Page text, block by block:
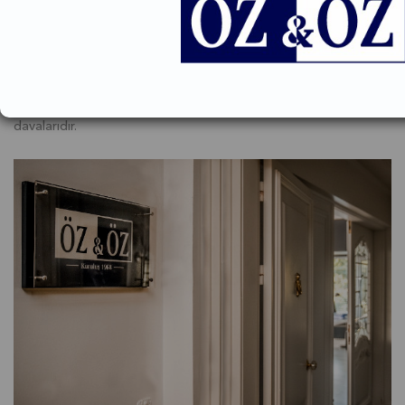
Büromuzun özel faaliyet alanlarından biri de başlı başına özel
uzmanlık alanı olan Osmanlı dönemi vakıflarına ilişkin
davalarıdır.